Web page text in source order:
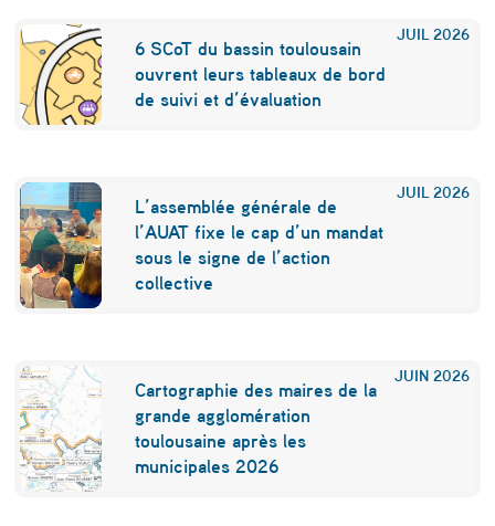
p
e
u
d
e
n
s
e
s
:
p
o
u
JUIL 2026
6 SCoT du bassin toulousain
ouvrent leurs tableaux de bord
de suivi et d’évaluation
JUIL 2026
L’assemblée générale de
l’AUAT fixe le cap d’un mandat
sous le signe de l’action
collective
JUIN 2026
Cartographie des maires de la
grande agglomération
toulousaine après les
municipales 2026